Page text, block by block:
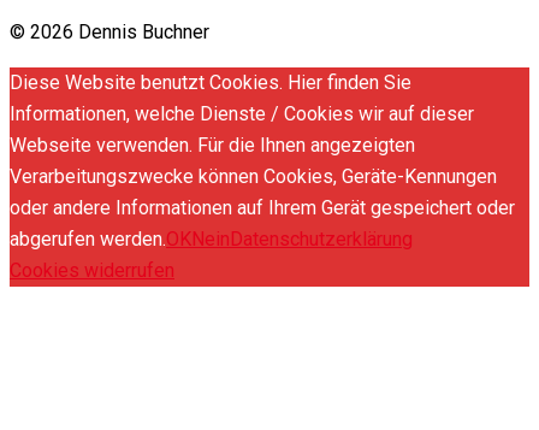
© 2026 Dennis Buchner
Diese Website benutzt Cookies. Hier finden Sie
Informationen, welche Dienste / Cookies wir auf dieser
Webseite verwenden. Für die Ihnen angezeigten
Verarbeitungszwecke können Cookies, Geräte-Kennungen
oder andere Informationen auf Ihrem Gerät gespeichert oder
abgerufen werden.OKNeinDatenschutzerklärung
Cookies widerrufen